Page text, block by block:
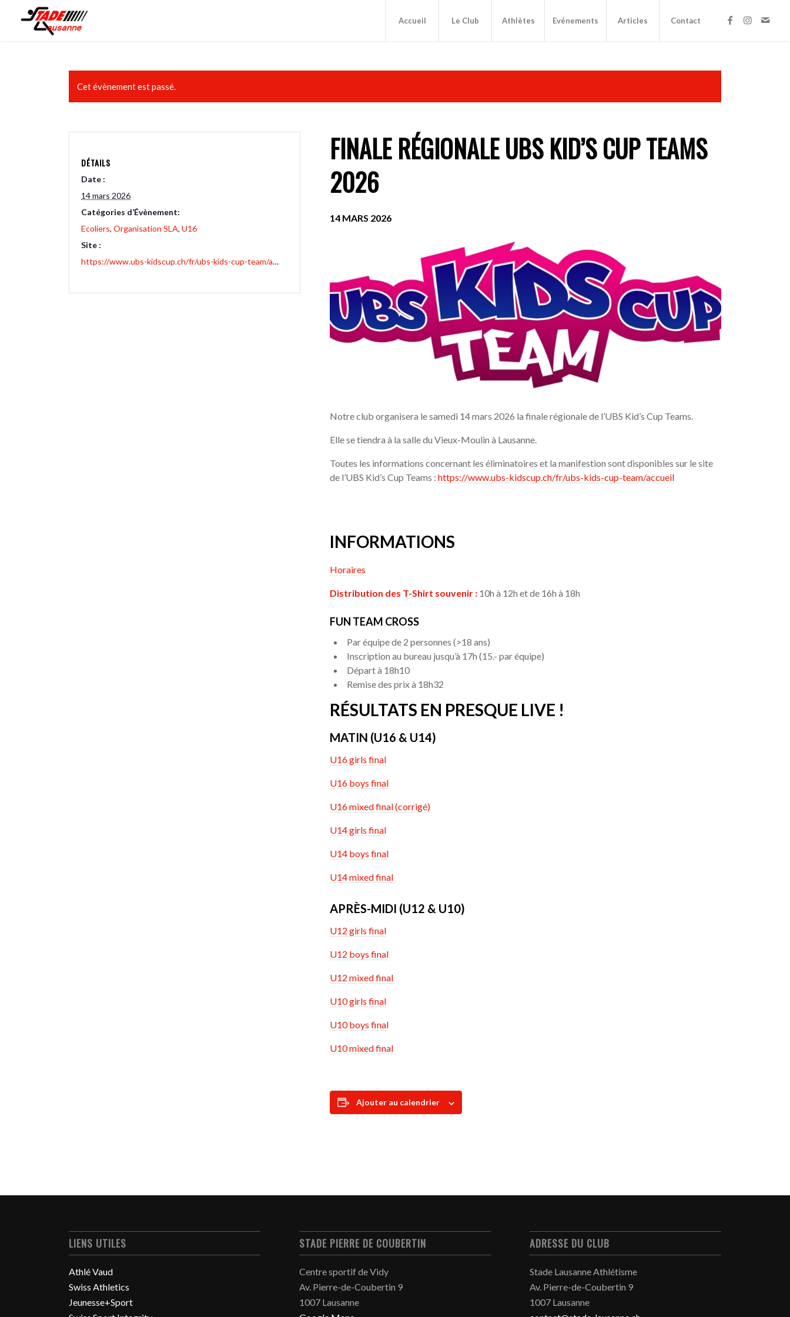
Accueil Le Club Athlètes Evénements Articles Contact
Cet évènement est passé.
FINALE RÉGIONALE UBS KID’S CUP TEAMS
2026
14 MARS 2026
Notre club organisera le samedi 14 mars 2026 la finale régionale de l’UBS Kid’s Cup Teams.
Elle se tiendra à la salle du Vieux-Moulin à Lausanne.
Toutes les informations concernant les éliminatoires et la manifestion sont disponibles sur le site
de l’UBS Kid’s Cup Teams :https://www.ubs-kidscup.ch/fr/ubs-kids-cup-team/accueil
INFORMATIONS
Horaires
Distribution des T-Shirt souvenir : 10h à 12h et de 16h à 18h
FUN TEAM CROSS
Par équipe de 2 personnes (>18 ans)
Inscription au bureau jusqu’à 17h (15.- par équipe)
Départ à 18h10
Remise des prix à 18h32
RÉSULTATS EN PRESQUE LIVE !
MATIN (U16 & U14)
U16 girls final
U16 boys final
U16 mixed final (corrigé)
U14 girls final
U14 boys final
U14 mixed final
APRÈS-MIDI (U12 & U10)
U12 girls final
U12 boys final
U12 mixed final
U10 girls final
U10 boys final
U10 mixed final
Ajouter au calendrier
DÉTAILS
Date :
14 mars 2026
Catégories d’Évènement:
Ecoliers,Organisation SLA,U16
Site :
https://www.ubs-kidscup.ch/fr/ubs-kids-cup-team/accueil
LIENS UTILES
Athlé Vaud
Swiss Athletics
Jeunesse+Sport
STADE PIERRE DE COUBERTIN
Centre sportif de Vidy
Av. Pierre-de-Coubertin 9
1007 Lausanne
ADRESSE DU CLUB
Stade Lausanne Athlétisme
Av. Pierre-de-Coubertin 9
1007 Lausanne